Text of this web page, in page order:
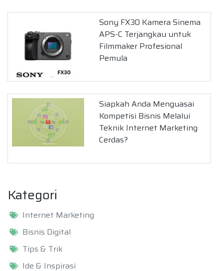
Sony FX30 Kamera Sinema
APS-C Terjangkau untuk
Filmmaker Profesional
Pemula
Siapkah Anda Menguasai
Kompetisi Bisnis Melalui
Teknik Internet Marketing
Cerdas?
Kategori
Internet Marketing
Bisnis Digital
Tips & Trik
Ide & Inspirasi